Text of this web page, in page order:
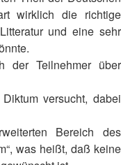
wirklich die richtige
und eine sehr
der Teilnehmer über
versucht, dabei
Bereich des
was heißt, daß keine